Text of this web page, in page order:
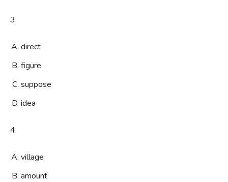
3.
direct
figure
suppose
idea
4.
village
amount